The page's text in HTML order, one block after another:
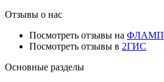
Отзывы о нас
Посмотреть отзывы на ФЛАМП
Посмотреть отзывы в 2ГИС
Основные разделы